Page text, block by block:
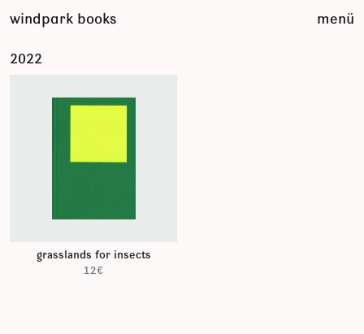
inhalt
windpark books menü
2022
grasslands for insects
12€